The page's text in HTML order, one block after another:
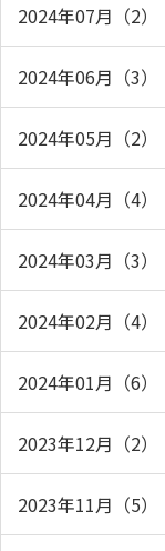
2024年07月（2）
2024年06月（3）
2024年05月（2）
2024年04月（4）
2024年03月（3）
2024年02月（4）
2024年01月（6）
2023年12月（2）
2023年11月（5）